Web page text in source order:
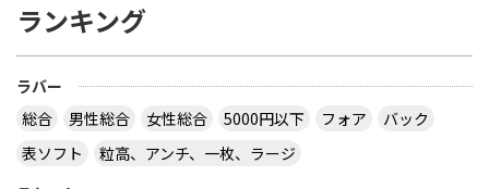
ランキング
ラバー
総合
男性総合 女性総合 5000円以下 フォア
バック
表ソフト
粒高、アンチ、一枚、ラージ